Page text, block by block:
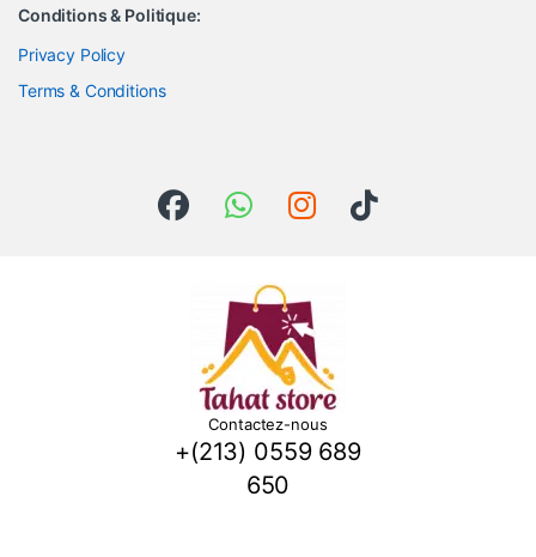
Conditions & Politique:
Privacy Policy
Terms & Conditions
Contactez-nous
+(213) 0559 689
650